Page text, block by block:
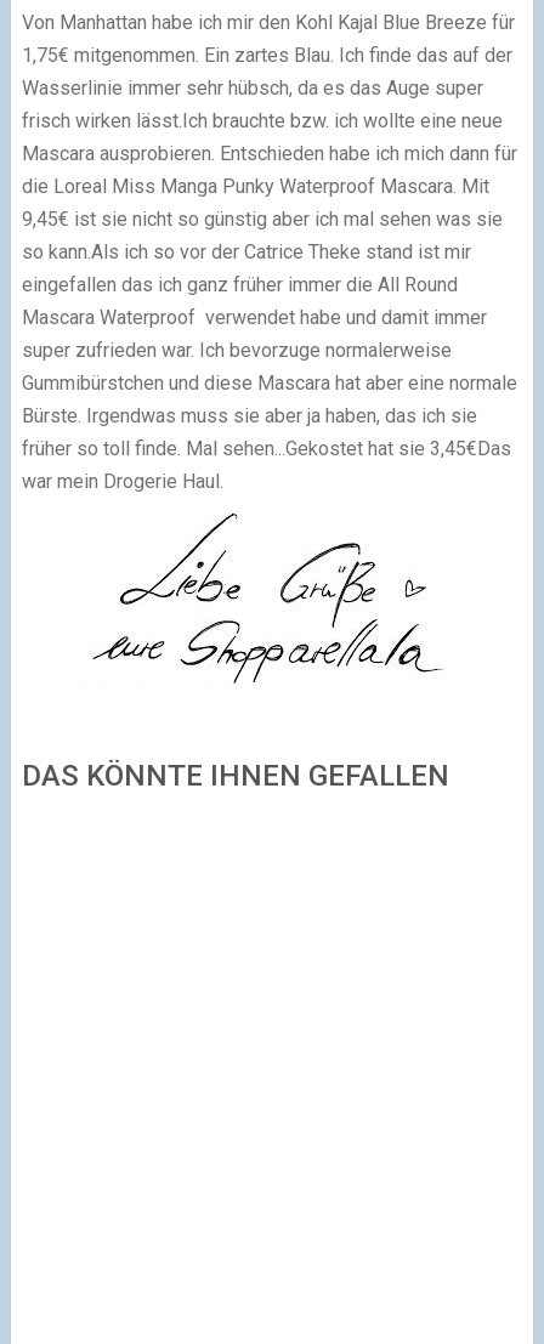
Von Manhattan habe ich mir den Kohl Kajal Blue Breeze für
1,75€ mitgenommen. Ein zartes Blau. Ich finde das auf der
Wasserlinie immer sehr hübsch, da es das Auge super
frisch wirken lässt. Ich brauchte bzw. ich wollte eine neue
Mascara ausprobieren. Entschieden habe ich mich dann für
die Loreal Miss Manga Punky Waterproof Mascara. Mit
9,45€ ist sie nicht so günstig aber ich mal sehen was sie
so kann.Als ich so vor der Catrice Theke stand ist mir
eingefallen das ich ganz früher immer die All Round
Mascara Waterproof verwendet habe und damit immer
super zufrieden war. Ich bevorzuge normalerweise
Gummibürstchen und diese Mascara hat aber eine normale
Bürste. Irgendwas muss sie aber ja haben, das ich sie
früher so toll finde. Mal sehen...Gekostet hat sie 3,45€ Das
war mein Drogerie Haul.
DAS KÖNNTE IHNEN GEFALLEN